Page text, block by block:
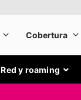
Red y roaming